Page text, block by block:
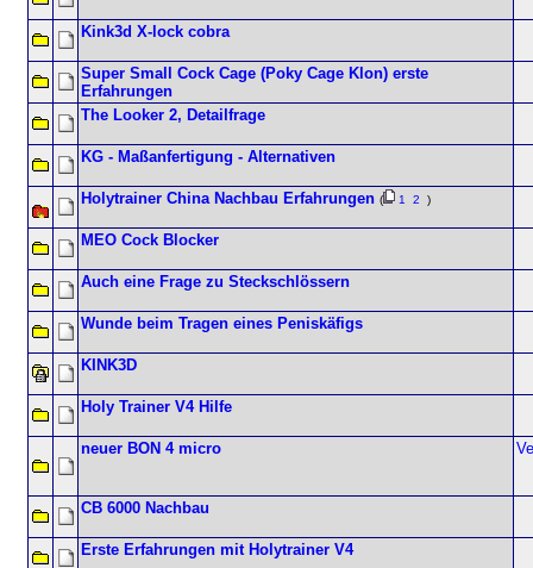
Kink3d X-lock cobra
Super Small Cock Cage (Poky Cage Klon) erste
Erfahrungen
The Looker 2, Detailfrage
KG - Maßanfertigung - Alternativen
Holytrainer China Nachbau Erfahrungen ( 1 2 )
MEO Cock Blocker
Auch eine Frage zu Steckschlössern
Wunde beim Tragen eines Peniskäfigs
KINK3D
Holy Trainer V4 Hilfe
neuer BON 4 micro
CB 6000 Nachbau
Erste Erfahrungen mit Holytrainer V4